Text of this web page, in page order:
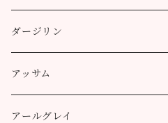
缶（リーフ）
ティーバッグ
3個
アルミ袋（リーフ）
ダージリン
プッタボン茶園
50g
ハッピーバレー茶園
アッサム
リーフ
アールグレイ